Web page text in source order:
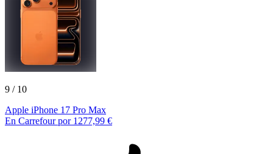
9 / 10
Apple iPhone 17 Pro Max
En Carrefour por 1277,99 €